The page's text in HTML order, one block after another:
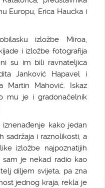
Europu, Erica Haucka i
izložbe Miroa,
i izložbe fotografija
su im bili ravnateljica
Janković Hapavel i
Martin Mahović. Iskaz
mu je i gradonačelnik
kako jedan
i raznolikosti, a
izložbe najpoznatijih
je nekad radio kao
diljem svijeta, pa zna
jednog kraja, rekla je